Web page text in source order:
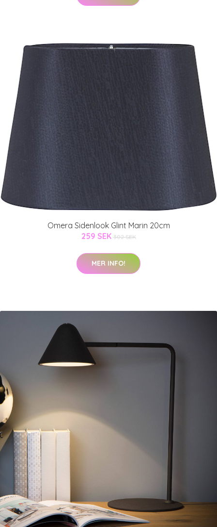
Omera Sidenlook Glint Marin 20cm
259 SEK 302 SEK
MER INFO!